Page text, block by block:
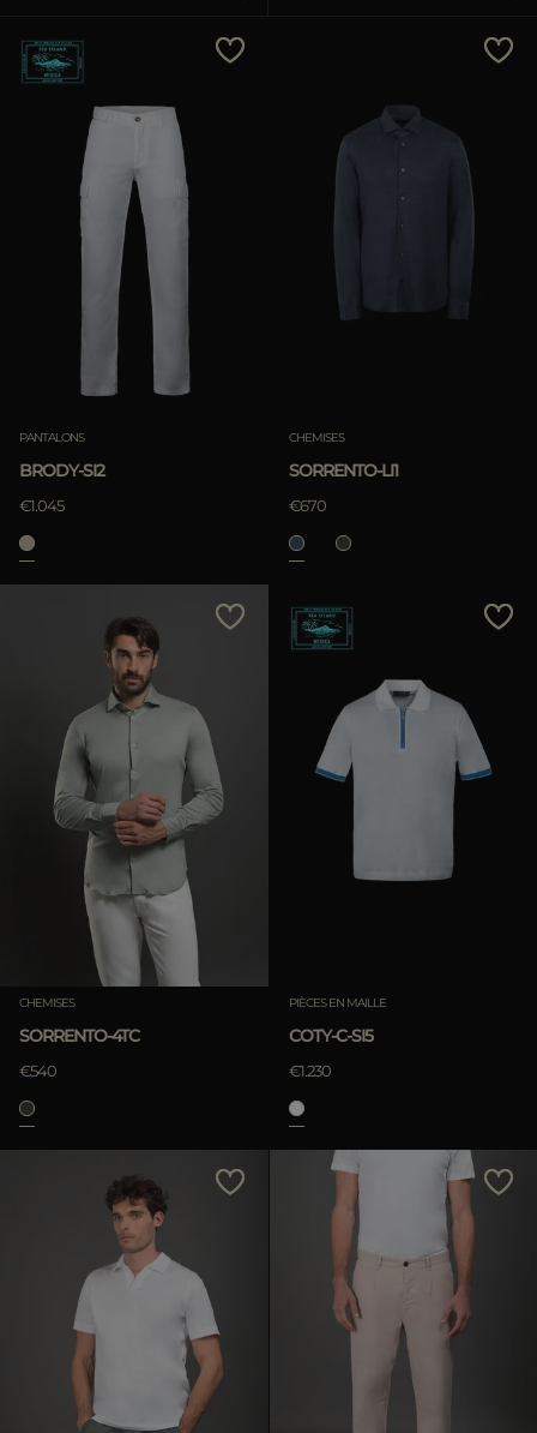
Annuler
Prix Croissant
Prix Décroissant
Les Plus Vendus
Les Plus Populaires
PANTALONS
BRODY-SI2
€1.045
CHEMISES
SORRENTO-LI1
€670
CHEMISES
SORRENTO-4TC
€540
PIÈCES EN MAILLE
COTY-C-SI5
€1.230